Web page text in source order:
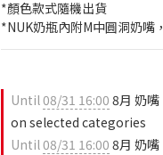
*顏色款式隨機出貨
*NUK奶瓶內附M中圓洞奶嘴
Until08/31 16:00 8月 奶
on selected categories
Until08/31 16:00 8月 奶